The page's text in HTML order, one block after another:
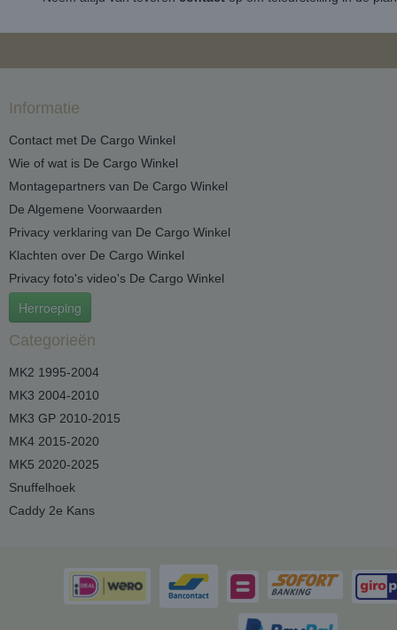
Informatie
Contact met De Cargo Winkel
Wie of wat is De Cargo Winkel
Montagepartners van De Cargo Winkel
De Algemene Voorwaarden
Privacy verklaring van De Cargo Winkel
Klachten over De Cargo Winkel
Privacy foto's video's De Cargo Winkel
Herroeping
Categorieën
MK2 1995-2004
MK3 2004-2010
MK3 GP 2010-2015
MK4 2015-2020
MK5 2020-2025
Snuffelhoek
Caddy 2e Kans